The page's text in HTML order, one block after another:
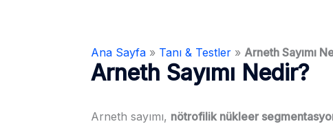
Ana Sayfa » Tanı & Testler » Arneth Sayımı
Arneth Sayımı Nedir?
Arneth sayımı, nötrofilik nükleer